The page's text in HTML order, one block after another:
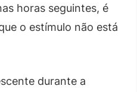
horas seguintes, é
o estímulo não está
durante a